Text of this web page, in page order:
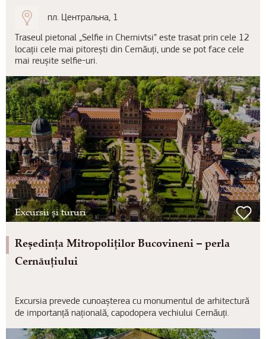
пл. Центральна, 1
Traseul pietonal „Selfie in Chernivtsi” este trasat prin cele 12
locații cele mai pitorești din Cernăuți, unde se pot face cele
mai reușite selfie-uri.
Excursii și tururi
Reședința Mitropoliților Bucovineni – perla
Cernăuțiului
Excursia prevede cunoașterea cu monumentul de arhitectură
de importanță națională, capodopera vechiului Cernăuți.